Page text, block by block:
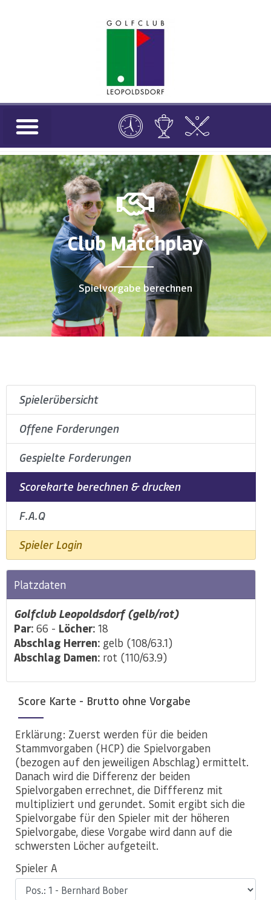
Club Matchplay
Spielvorgabe berechnen
Spielerübersicht
Offene Forderungen
Gespielte Forderungen
Scorekarte berechnen & drucken
F.A.Q
Spieler Login
Platzdaten
Golfclub Leopoldsdorf (gelb/rot)
Par: 66 - Löcher: 18
Abschlag Herren: gelb (108/63.1)
Abschlag Damen: rot (110/63.9)
Score Karte - Brutto ohne Vorgabe
Erklärung: Zuerst werden für die beiden
Stammvorgaben (HCP) die Spielvorgaben
(bezogen auf den jeweiligen Abschlag) ermittelt.
Danach wird die Differenz der beiden
Spielvorgaben errechnet, die Diffferenz mit
multipliziert und gerundet. Somit ergibt sich die
Spielvorgabe für den Spieler mit der höheren
Spielvorgabe, diese Vorgabe wird dann auf die
schwersten Löcher aufgeteilt.
Spieler A